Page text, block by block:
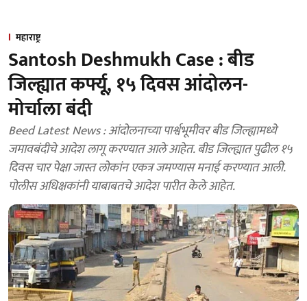
महाराष्ट्र
Santosh Deshmukh Case : बीड
जिल्ह्यात कर्फ्यू, १५ दिवस आंदोलन-
मोर्चाला बंदी
Beed Latest News : आंदोलनाच्या पार्श्वभूमीवर बीड जिल्ह्यामध्ये
जमावबंदीचे आदेश लागू करण्यात आले आहेत. बीड जिल्ह्यात पुढील १५
दिवस चार पेक्षा जास्त लोकांन एकत्र जमण्यास मनाई करण्यात आली.
पोलीस अधिक्षकांनी याबाबतचे आदेश पारीत केले आहेत.